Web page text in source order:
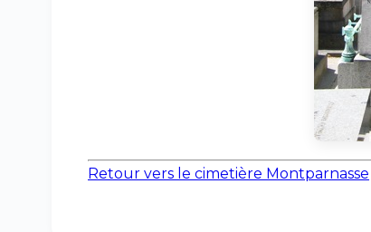
Retour vers le cimetière Montparnasse